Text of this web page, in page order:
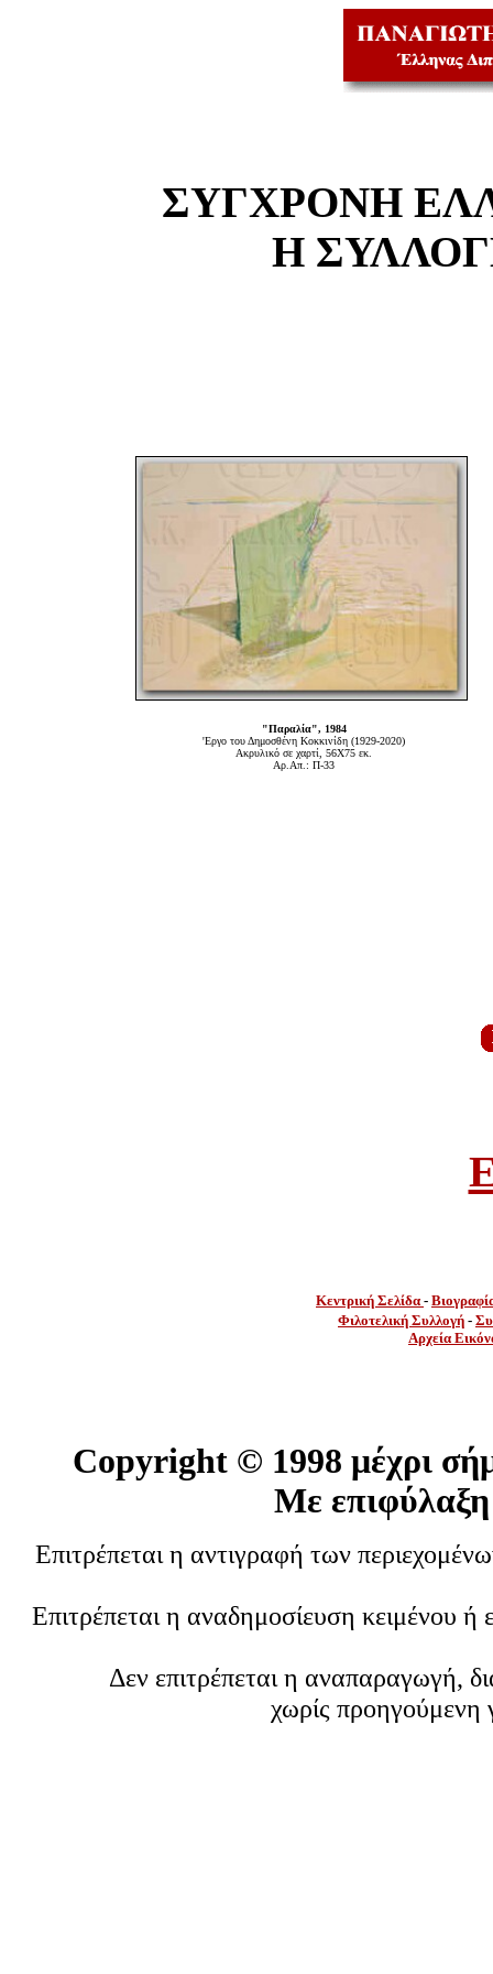
ΣΥΓΧΡΟΝΗ
Η
"Παραλία", 1984
'Εργο του Δημοσθένη Κοκκινίδη (1929-2020)
Ακρυλικό σε χαρτί, 56Χ75 εκ.
Αρ.Απ.: Π-33
Κεντρική Σελίδα -
Φιλοτελική Συλλογή -
Αρχεία
Copyright © 1998 μέχρι
Με επιφύλαξη
Επιτρέπεται η αντιγραφή των
Επιτρέπεται η αναδημοσίευση κειμένου
Δεν επιτρέπεται η αναπαραγωγή,
χωρίς προηγούμενη